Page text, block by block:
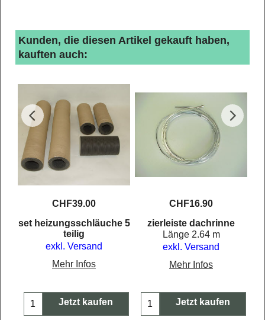
Kunden, die diesen Artikel gekauft haben,
kauften auch:
CHF39.00
set heizungsschläuche 5
teilig
exkl. Versand
Mehr Infos
Jetzt kaufen
CHF16.90
zierleiste dachrinne
Länge 2.64 m
exkl. Versand
Mehr Infos
Jetzt kaufen